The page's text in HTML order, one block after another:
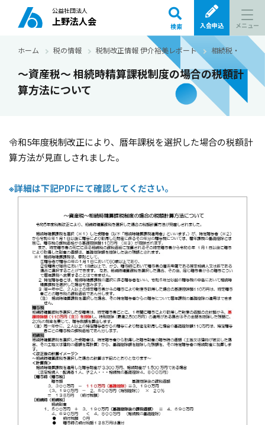
公益社団法人
上野法人会 検索 入会申込 メニュー
ホーム 税の情報 税制改正情報 伊介裕美レポート 相続税・贈与税
～資産税～ 相続時精算課税制度の場合の税額計
算方法について
令和5年度税制改正により、暦年課税を選択した場合の税額計
算方法が見直しされました。
※詳細は下記PDFにて確認してください。